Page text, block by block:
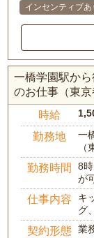
インセンティブあ
一橋学園駅か
のお仕事（東京
時給
勤務地
一
勤務時間
8
が
仕事内容
キ
グ
契約形態 業